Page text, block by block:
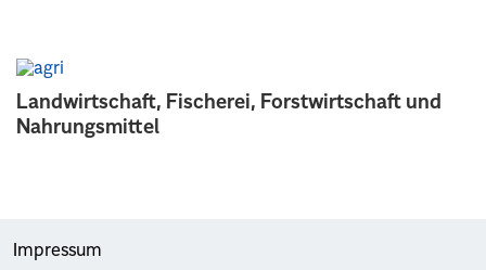
Landwirtschaft, Fischerei, Forstwirtschaft und
Nahrungsmittel
Impressum